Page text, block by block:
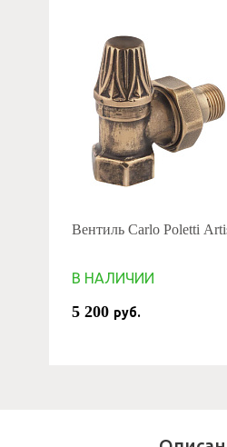
Вентиль Carlo Poletti
В НАЛИЧИИ
5 200 руб.